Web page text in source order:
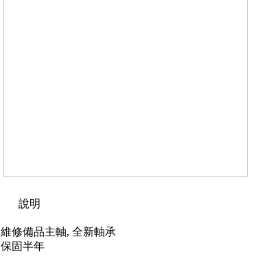
說明
維修備品主軸, 全新軸承
保固半年